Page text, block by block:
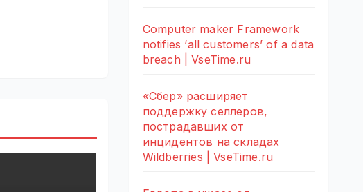
Computer maker Framework
notifies ‘all customers’ of a data
breach | VseTime.ru
«Сбер» расширяет
поддержку селлеров,
пострадавших от
инцидентов на складах
Wildberries | VseTime.ru